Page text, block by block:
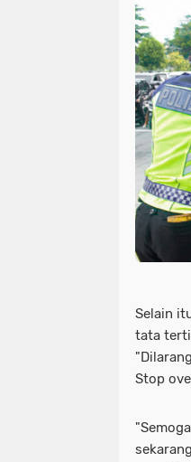
Selain
tata
Stop